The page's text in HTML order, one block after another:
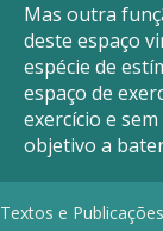
Mas outra
deste espaço
espécie de
espaço de
exercício e
objetivo a
Textos e Publicações